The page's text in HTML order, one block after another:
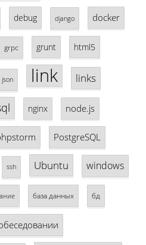
debug django docker
grpc grunt html5
json link links
nginx node.js
PostgreSQL
ssh Ubuntu windows
база данных бд